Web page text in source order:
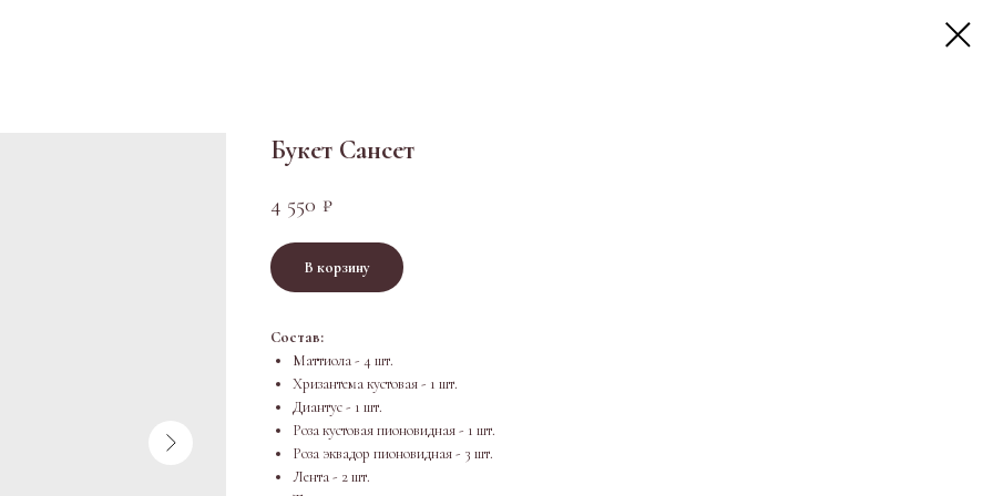
Букет Сансет
4 550 ₽
В корзину
Состав:
Маттиола - 4 шт.
Хризантема кустовая - 1 шт.
Диантус - 1 шт.
Роза кустовая пионовидная - 1 шт.
Роза эквадор пионовидная - 3 шт.
Лента - 2 шт.